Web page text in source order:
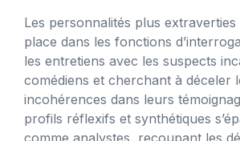
Les personnalités plus
place dans les fonctions
les entretiens avec les suspects
comédiens et cherchant à déceler
incohérences dans leurs
profils réflexifs et synthétiques
comme analystes, recoupant les